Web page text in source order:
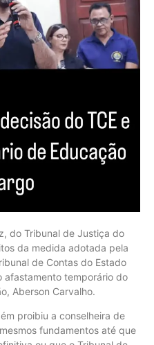
do Tribunal de Justiça do
da medida adotada pela
de Contas do Estado
afastamento temporário do
Aberson Carvalho.
proibiu a conselheira de
fundamentos até que